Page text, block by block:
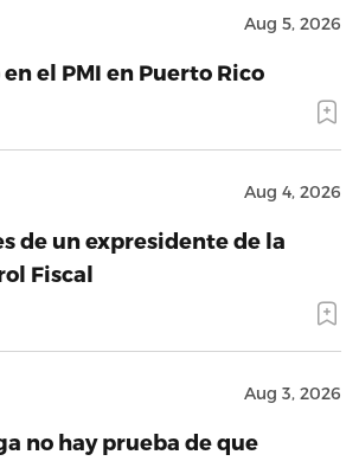
Aug 5, 2026
el PMI en Puerto Rico
Aug 4, 2026
de un expresidente de la
Fiscal
Aug 3, 2026
no hay prueba de que